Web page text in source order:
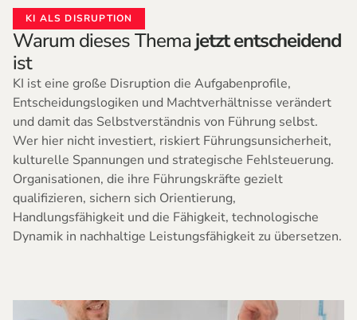
KI ALS DISRUPTION
Warum dieses Thema jetzt entscheidend
ist
KI ist eine große Disruption die Aufgabenprofile,
Entscheidungslogiken und Machtverhältnisse verändert
und damit das Selbstverständnis von Führung selbst.
Wer hier nicht investiert, riskiert Führungsunsicherheit,
kulturelle Spannungen und strategische Fehlsteuerung.
Organisationen, die ihre Führungskräfte gezielt
qualifizieren, sichern sich Orientierung,
Handlungsfähigkeit und die Fähigkeit, technologische
Dynamik in nachhaltige Leistungsfähigkeit zu übersetzen.